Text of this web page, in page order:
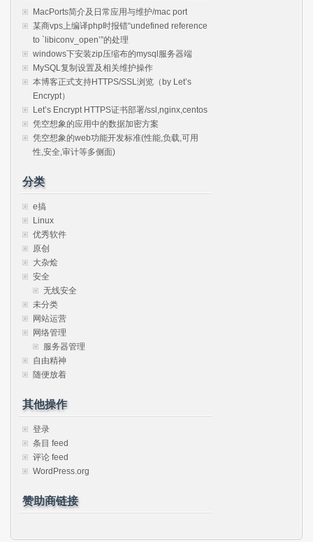
MacPorts简介及日常应用与维护/mac port
某商vps上编译php时报错“undefined reference
to `libiconv_open’”的处理
windows下安装zip压缩布的mysql服务器端
MySQL复制设置及相关维护操作
本博客正式支持HTTPS/SSL浏览（by Let’s
Encrypt）
Let’s Encrypt HTTPS证书部署/ssl,nginx,centos
凭空想象的应用中的数据加密方案
凭空想象的web功能开发标准(性能,负载,可用
性,安全,审计等多侧面)
分类
e搞
Linux
优秀软件
原创
大杂烩
安全
无线安全
未分类
网站运营
网络管理
服务器管理
自由精神
随便放着
其他操作
登录
条目 feed
评论 feed
WordPress.org
赞助商链接